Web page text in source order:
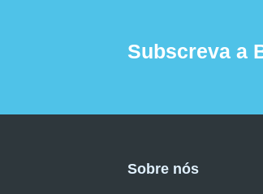
Subscreva a
Sobre nós